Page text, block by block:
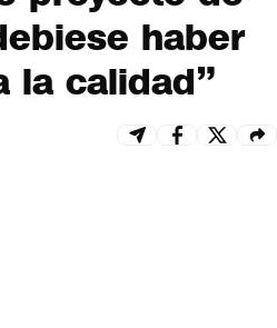
haber
la calidad”